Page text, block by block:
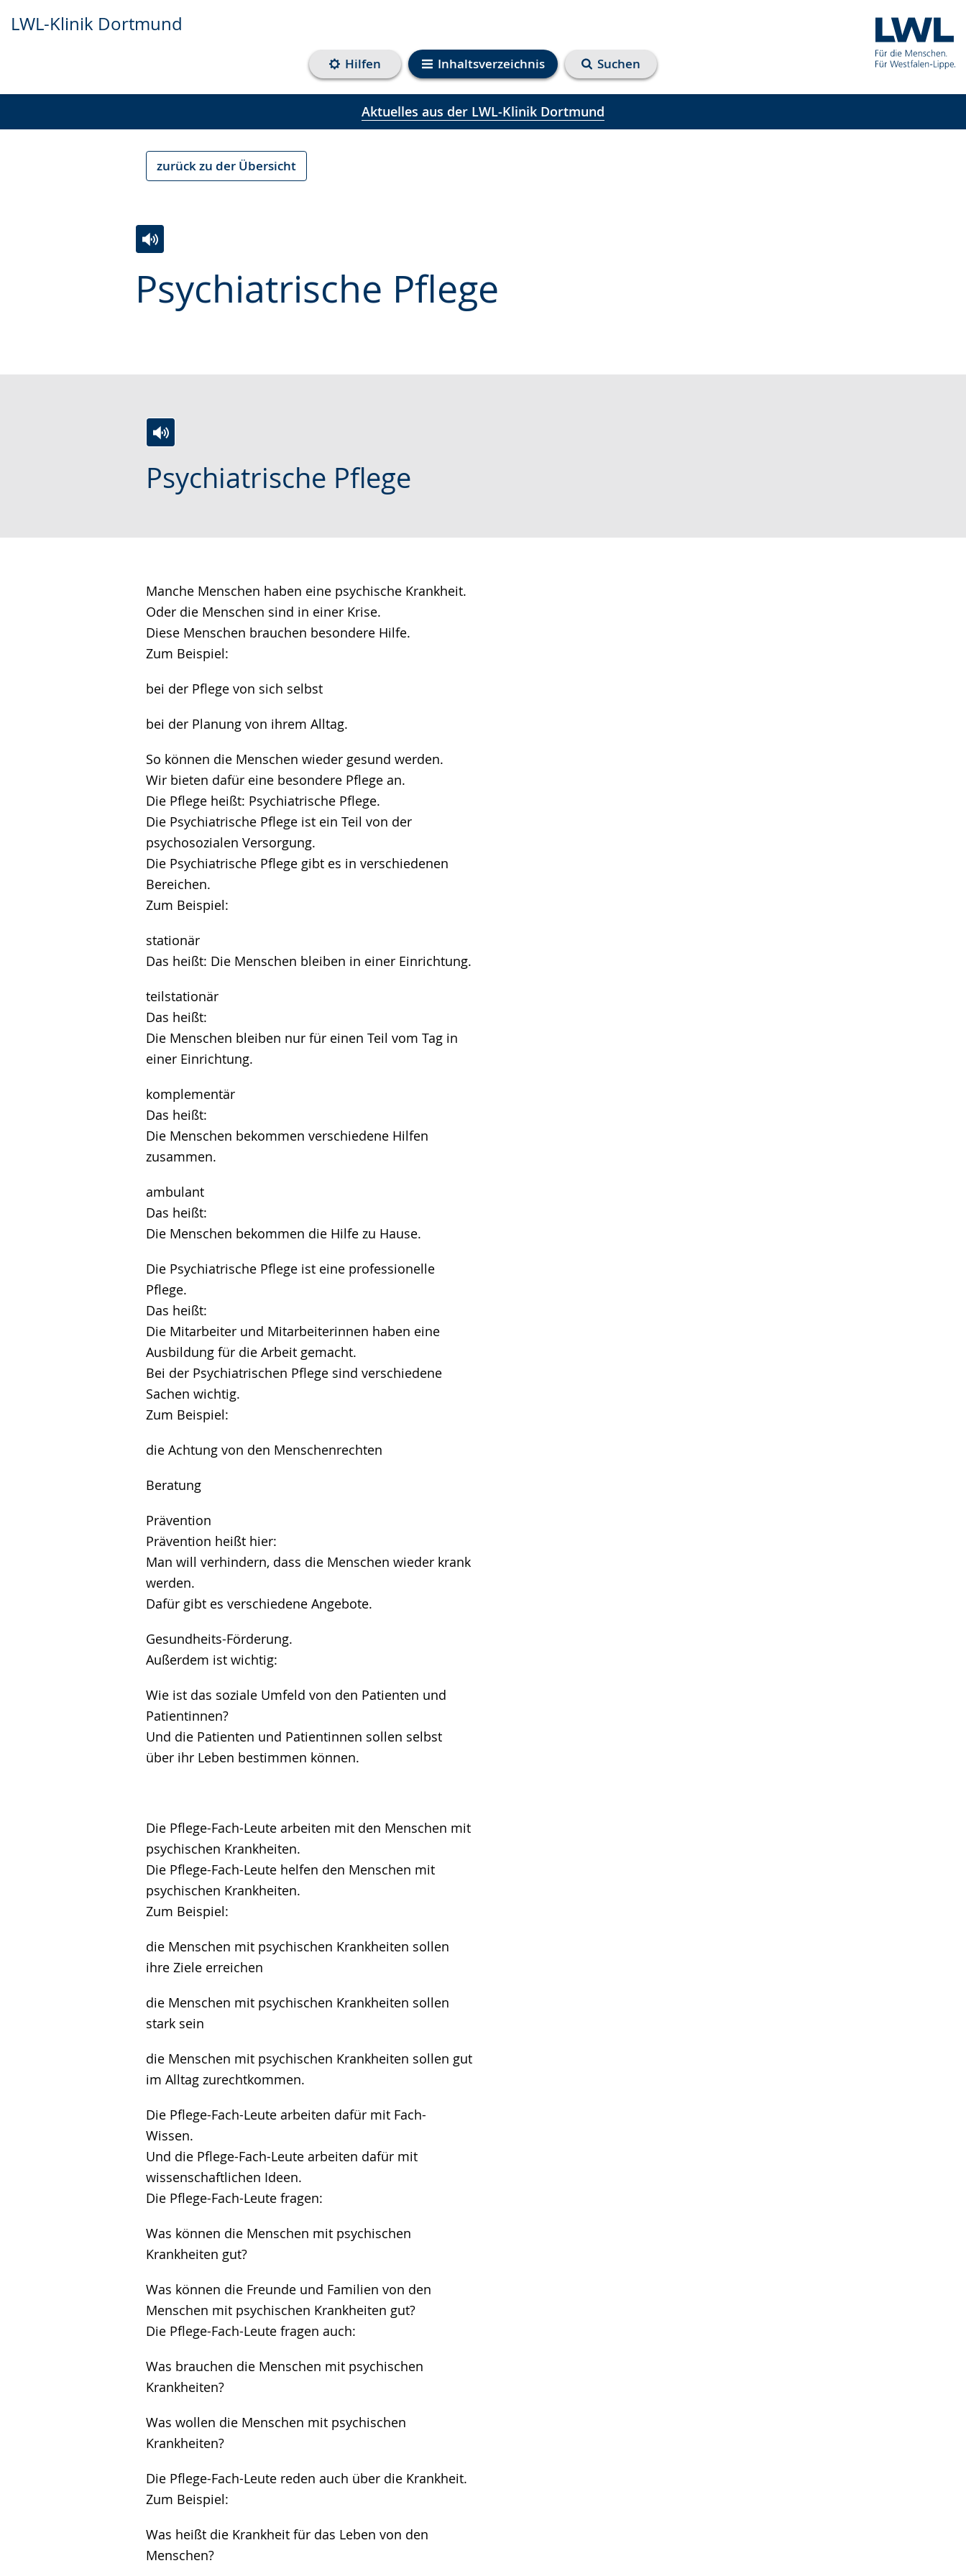
LWL-Klinik Dortmund
Inhaltsverzeichnis
Hilfen Suchen
Aktuelles aus der LWL-Klinik Dortmund
zurück zu der Übersicht
Psychiatrische Pflege
Leichten
Sprache
Audio-
Unterstützung.
Video
in
Leichten
Sprache
Audio-
Unterstützung.
Video
Gebärdensprache
angezeigt.
Psychiatrische Pflege
Manche Menschen haben eine psychische Krankheit.
Oder die Menschen sind in einer Krise.
Diese Menschen brauchen besondere Hilfe.
Zum Beispiel:
bei der Pflege von sich selbst
bei der Planung von ihrem Alltag.
So können die Menschen wieder gesund werden.
Wir bieten dafür eine besondere Pflege an.
Die Pflege heißt: Psychiatrische Pflege.
Die Psychiatrische Pflege ist ein Teil von der
psychosozialen Versorgung.
Die Psychiatrische Pflege gibt es in verschiedenen
Bereichen.
Zum Beispiel:
stationär
Das heißt: Die Menschen bleiben in einer Einrichtung.
teilstationär
Das heißt:
Die Menschen bleiben nur für einen Teil vom Tag in
einer Einrichtung.
komplementär
Das heißt:
Die Menschen bekommen verschiedene Hilfen
zusammen.
ambulant
Das heißt:
Die Menschen bekommen die Hilfe zu Hause.
Die Psychiatrische Pflege ist eine professionelle
Pflege.
Das heißt:
Die Mitarbeiter und Mitarbeiterinnen haben eine
Ausbildung für die Arbeit gemacht.
Bei der Psychiatrischen Pflege sind verschiedene
Sachen wichtig.
Zum Beispiel:
die Achtung von den Menschenrechten
Beratung
Prävention
Prävention heißt hier:
Man will verhindern, dass die Menschen wieder krank
werden.
Dafür gibt es verschiedene Angebote.
Gesundheits-Förderung.
Außerdem ist wichtig:
Wie ist das soziale Umfeld von den Patienten und
Patientinnen?
Und die Patienten und Patientinnen sollen selbst
über ihr Leben bestimmen können.
Die Pflege-Fach-Leute arbeiten mit den Menschen mit
psychischen Krankheiten.
Die Pflege-Fach-Leute helfen den Menschen mit
psychischen Krankheiten.
Zum Beispiel:
die Menschen mit psychischen Krankheiten sollen
ihre Ziele erreichen
die Menschen mit psychischen Krankheiten sollen
stark sein
die Menschen mit psychischen Krankheiten sollen gut
im Alltag zurechtkommen.
Die Pflege-Fach-Leute arbeiten dafür mit Fach-
Wissen.
Und die Pflege-Fach-Leute arbeiten dafür mit
wissenschaftlichen Ideen.
Die Pflege-Fach-Leute fragen:
Was können die Menschen mit psychischen
Krankheiten gut?
Was können die Freunde und Familien von den
Menschen mit psychischen Krankheiten gut?
Die Pflege-Fach-Leute fragen auch:
Was brauchen die Menschen mit psychischen
Krankheiten?
Was wollen die Menschen mit psychischen
Krankheiten?
Die Pflege-Fach-Leute reden auch über die Krankheit.
Zum Beispiel:
Was heißt die Krankheit für das Leben von den
Menschen?